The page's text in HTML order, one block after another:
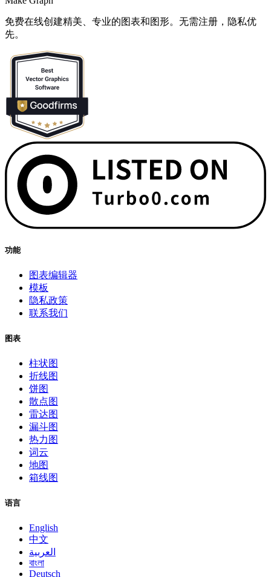
免费在线创建精美、专业的图表和图形。无需注册，隐私优
先。
功能
图表编辑器
模板
隐私政策
联系我们
图表
柱状图
折线图
饼图
散点图
雷达图
漏斗图
热力图
词云
地图
箱线图
语言
English
中文
العربية
বাংলা
Deutsch